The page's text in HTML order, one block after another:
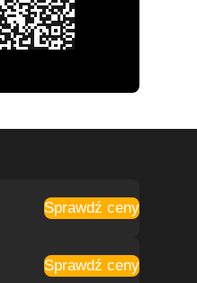
Sprawdź ceny
Sprawdź ceny